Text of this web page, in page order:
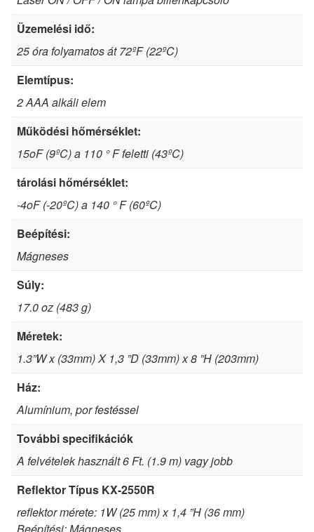
Üzemelési idő:
25 óra folyamatos át 72ºF (22ºC)
Elemtípus:
2 AAA alkáli elem
Működési hőmérséklet:
15oF (9ºC) a 110 ° F feletti (43ºC)
tárolási hőmérséklet:
-4oF (-20ºC) a 140 ° F (60ºC)
Beépítési:
Mágneses
Súly:
17.0 oz (483 g)
Méretek:
1.3”W x (33mm) X 1,3 ”D (33mm) x 8 ”H (203mm)
Ház:
Alumínium, por festéssel
További specifikációk
A felvételek használt 6 Ft. (1.9 m) vagy jobb
Reflektor Típus KX-2550R
reflektor mérete: 1W (25 mm) x 1,4 ”H (36 mm)